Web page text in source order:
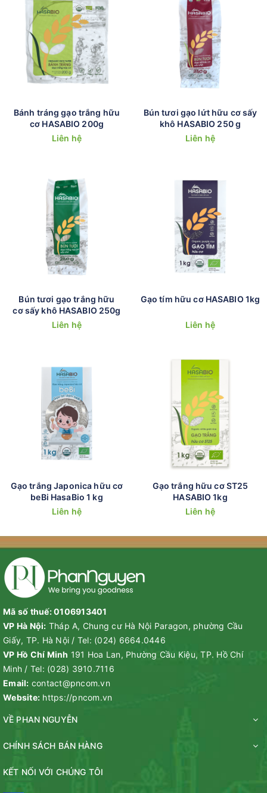
Bánh tráng gạo trắng hữu
cơ HASABIO 200g
Liên hệ
Bún tươi gạo lứt hữu cơ sấy
khô HASABIO 250 g
Liên hệ
Bún tươi gạo trắng hữu
cơ sấy khô HASABIO 250g
Liên hệ
Gạo tím hữu cơ HASABIO 1kg
Liên hệ
Gạo trắng Japonica hữu cơ
beBi HasaBio 1 kg
Liên hệ
Gạo trắng hữu cơ ST25
HASABIO 1kg
Liên hệ
Mã số thuế: 0106913401
VP Hà Nội: Tháp A, Chung cư Hà Nội Paragon, phường Cầu
Giấy, TP. Hà Nội / Tel: (024) 6664.0446
VP Hồ Chí Minh 191 Hoa Lan, Phường Cầu Kiệu, TP. Hồ Chí
Minh/ Tel: (028) 3910.7116
Email: contact@pncom.vn
Website: https://pncom.vn
VỀ PHAN NGUYỄN
CHÍNH SÁCH BÁN HÀNG
KẾT NỐI VỚI CHÚNG TÔI